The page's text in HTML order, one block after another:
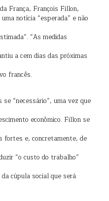
França, François Fillon,
notícia “esperada” e não
“As medidas
a cem dias das próximas
francês.
“necessário”, uma vez que
econômico. Fillon se
fortes e, concretamente, de
“o custo do trabalho”
cúpula social que será